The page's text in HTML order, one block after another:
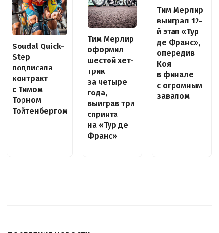
Soudal Quick-
Step
подписала
контракт
с Тимом
Торном
Тойтенбергом
Тим Мерлир
оформил
шестой хет-
трик
за четыре
года,
выиграв три
спринта
на «Тур де
Франс»
Тим Мерлир
выиграл 12-
й этап «Тур
де Франс»,
опередив
Коя
в финале
с огромным
завалом